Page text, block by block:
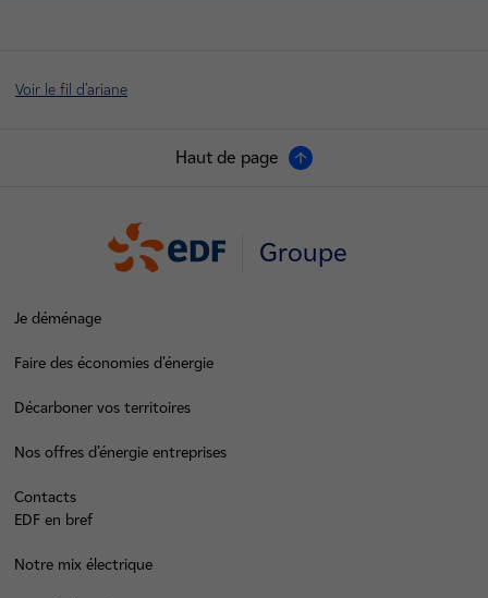
Voir le fil d'ariane
Haut de page
Groupe
Je déménage
Faire des économies d’énergie
Décarboner vos territoires
Nos offres d’énergie entreprises
Contacts
EDF en bref
Notre mix électrique